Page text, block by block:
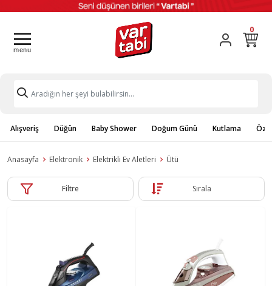
0
Alışveriş Düğün Baby Shower Doğum Günü Kutlama
Anasayfa Elektronik Elektrikli Ev Aletleri Ütü
Filtre Sırala